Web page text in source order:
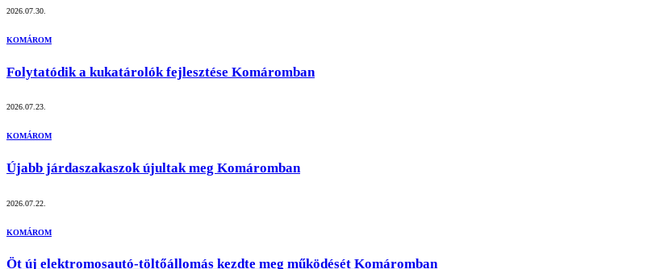
2026.07.30.
KOMÁROM
Folytatódik a kukatárolók fejlesztése Komáromban
2026.07.23.
KOMÁROM
Újabb járdaszakaszok újultak meg Komáromban
2026.07.22.
KOMÁROM
Öt új elektromosautó-töltőállomás kezdte meg működését Komáromban